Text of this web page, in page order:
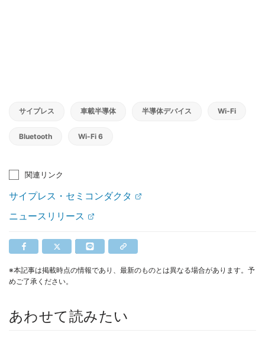
サイプレス 車載半導体 半導体デバイス Wi-Fi
Bluetooth Wi-Fi 6
関連リンク
サイプレス・セミコンダクタ
ニュースリリース
※本記事は掲載時点の情報であり、最新のものとは異なる場合があります。予
めご了承ください。
あわせて読みたい